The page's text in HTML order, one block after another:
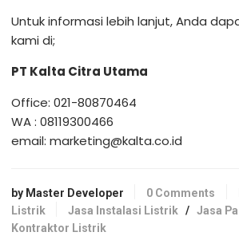
Untuk informasi lebih lanjut, Anda
kami di;
PT Kalta Citra Utama
Office: 021-80870464
WA : 08119300466
email: marketing@kalta.co.id
by Master Developer 0 Comments
Listrik
Jasa Instalasi Listrik /Jasa
Kontraktor Listrik